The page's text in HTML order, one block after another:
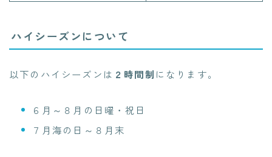
ハイシーズンについて
以下のハイシーズンは ２時間制 になります。
６月～８月の日曜・祝日
７月海の日～８月末